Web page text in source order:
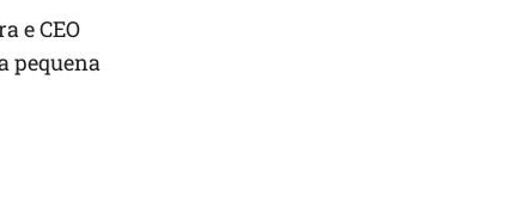
e CEO
pequena